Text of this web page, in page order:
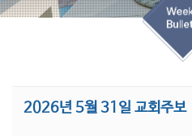
2026년 5월 31일 교회주보